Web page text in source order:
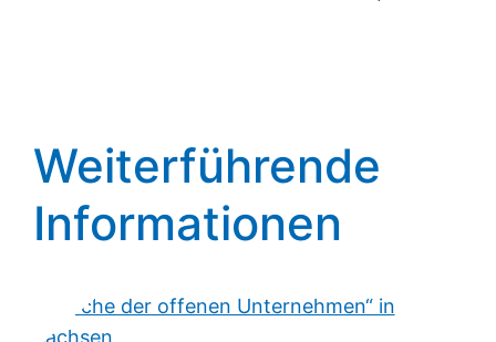
Weiterführende
Informationen